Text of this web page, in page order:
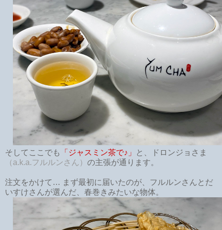
そしてここでも 「ジャスミン茶で♪」
と、ドロンジョさま
（a.k.a.フルルンさん） の主張が通ります。
注文をかけて… まず最初に届いたのが、フルルンさんとだ
いすけさんが選んだ、春巻きみたいな物体。